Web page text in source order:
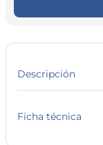
Descripción
Ficha técnica